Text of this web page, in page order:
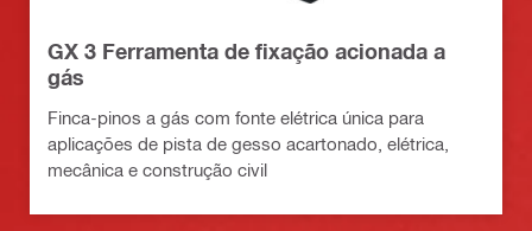
GX 3 Ferramenta de fixação acionada a
gás
Finca-pinos a gás com fonte elétrica única para
aplicações de pista de gesso acartonado, elétrica,
mecânica e construção civil